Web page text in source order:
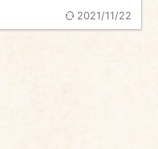
2021/11/22